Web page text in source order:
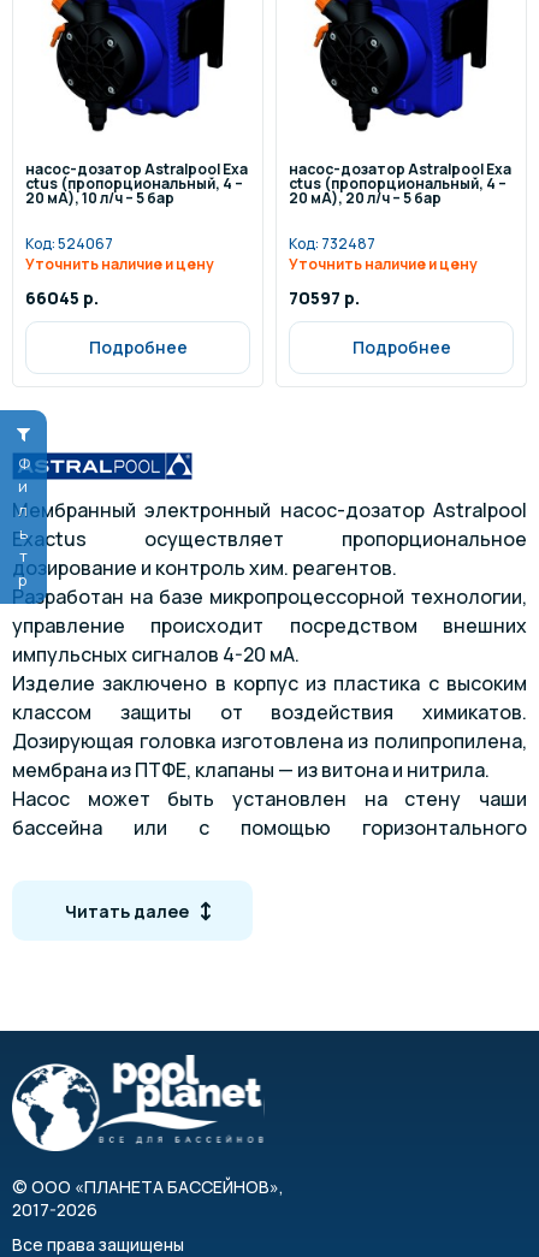
Фильтр
насос-дозатор Astralpool Exa
ctus (пропорциональный, 4 –
20 мА), 10 л/ч – 5 бар
Код:524067
Уточнить наличие и цену
66045 р.
Подробнее
насос-дозатор Astralpool Exa
ctus (пропорциональный, 4 –
20 мА), 20 л/ч – 5 бар
Код: 732487
Уточнить наличие и цену
70597 р.
Подробнее
Мембранный электронный насос-дозатор Astralpool
Exactus осуществляет пропорциональное
дозирование и контроль хим. реагентов.
Разработан на базе микропроцессорной технологии,
управление происходит посредством внешних
импульсных сигналов 4-20 мА.
Изделие заключено в корпус из пластика с высоким
классом защиты от воздействия химикатов.
Дозирующая головка изготовлена из полипропилена,
мембрана из ПТФЕ, клапаны — из витона и нитрила.
Насос может быть установлен на стену чаши
бассейна или с помощью горизонтального
клапаном.
Характеристики
Электрические подключения 230 В 50 Гц
Микропроцессорное пропорциональное
регулирование через внешний сигнал 4-20 мА
Сенсорный влагоустойчивый индикатор
Материалы, контактирующие с жидкостью:
полипропилен, витон, тефлон, ПВХ
Минимум эксплуатационных расходов
Читать далее
© ООО «ПЛАНЕТА БАССЕЙНОВ»,
2017-2026
Все права защищены